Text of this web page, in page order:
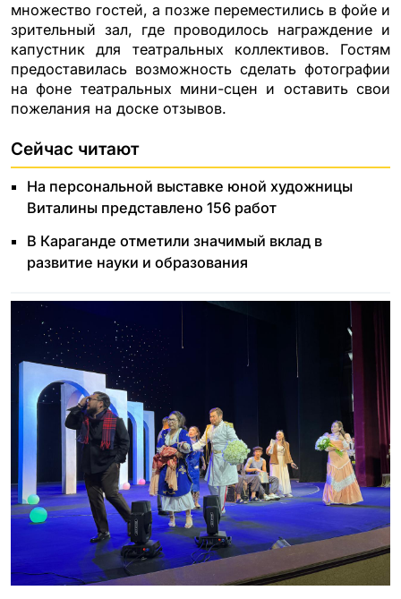
множество гостей, а позже переместились в фойе и
зрительный зал, где проводилось награждение и
капустник для театральных коллективов. Гостям
предоставилась возможность сделать фотографии
на фоне театральных мини-сцен и оставить свои
пожелания на доске отзывов.
Сейчас читают
На персональной выставке юной художницы
Виталины представлено 156 работ
В Караганде отметили значимый вклад в
развитие науки и образования